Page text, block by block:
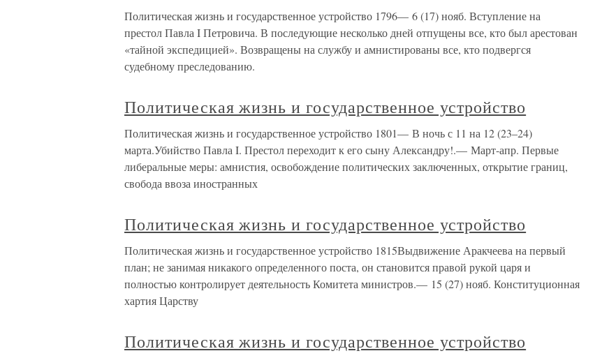
Политическая жизнь и государственное устройство 1796— 6 (17) нояб. Вступление на
престол Павла I Петровича. В последующие несколько дней отпущены все, кто был арестован
«тайной экспедицией». Возвращены на службу и амнистированы все, кто подвергся
судебному преследованию.
Политическая жизнь и государственное устройство
Политическая жизнь и государственное устройство 1801— В ночь с 11 на 12 (23–24)
марта.Убийство Павла I. Престол переходит к его сыну Александру!.— Март-апр. Первые
либеральные меры: амнистия, освобождение политических заключенных, открытие границ,
свобода ввоза иностранных
Политическая жизнь и государственное устройство
Политическая жизнь и государственное устройство 1815Выдвижение Аракчеева на первый
план; не занимая никакого определенного поста, он становится правой рукой царя и
полностью контролирует деятельность Комитета министров.— 15 (27) нояб. Конституционная
хартия Царству
Политическая жизнь и государственное устройство